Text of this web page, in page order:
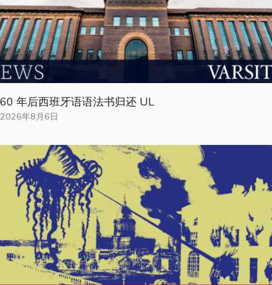
60 年后西班牙语语法书归还 UL
2026年8月6日